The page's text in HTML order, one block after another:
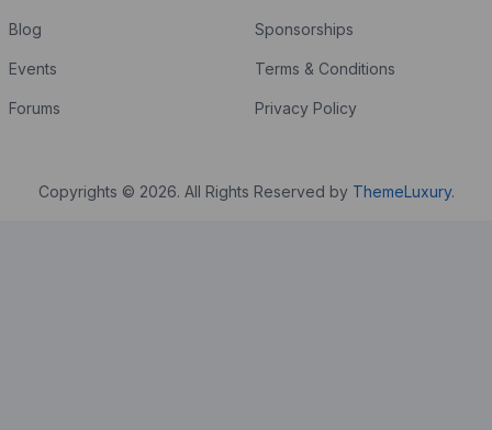
Blog
Events
Forums
Sponsorships
Terms & Conditions
Privacy Policy
Copyrights © 2026. All Rights Reserved by ThemeLuxury.